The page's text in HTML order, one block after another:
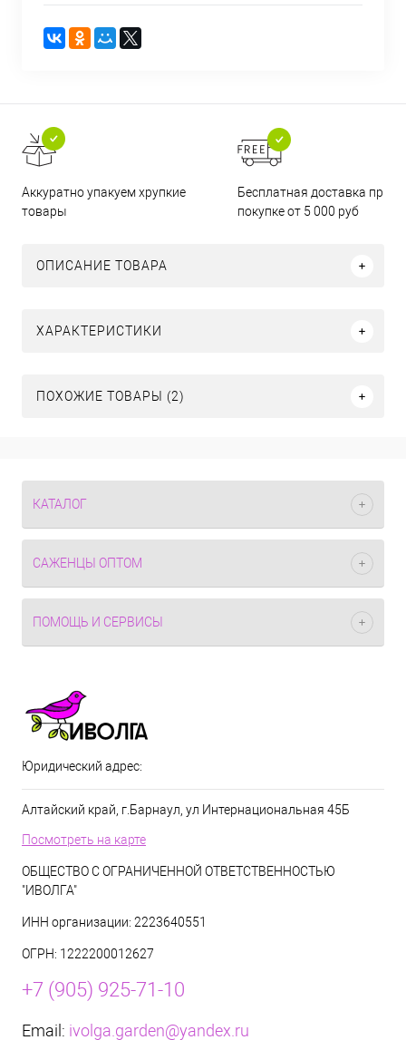
Аккуратно упакуем хрупкие
товары
Бесплатная доставка при
покупке от 5 000 руб
ОПИСАНИЕ ТОВАРА
ХАРАКТЕРИСТИКИ
ПОХОЖИЕ ТОВАРЫ (2)
КАТАЛОГ
САЖЕНЦЫ ОПТОМ
ПОМОЩЬ И СЕРВИСЫ
Юридический адрес:
Алтайский край, г.Барнаул, ул Интернациональная 45Б
Посмотреть на карте
ОБЩЕСТВО С ОГРАНИЧЕННОЙ ОТВЕТСТВЕННОСТЬЮ
"ИВОЛГА"
ИНН организации: 2223640551
ОГРН: 1222200012627
+7 (905) 925-71-10
Email: ivolga.garden@yandex.ru